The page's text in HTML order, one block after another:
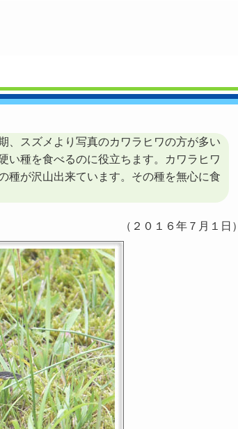
スズメより写真のカワラヒワの方が多い
い種を食べるのに役立ちます。カワラヒワ
種が沢山出来ています。その種を無心に食
（２０１６年７月１日）